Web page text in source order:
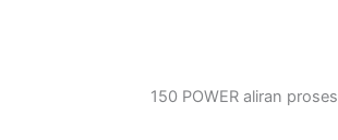
150 POWER aliran proses